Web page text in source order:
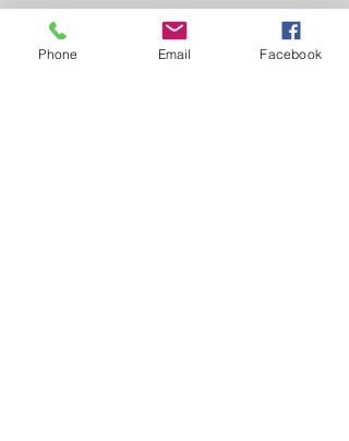
Phone Email Facebook